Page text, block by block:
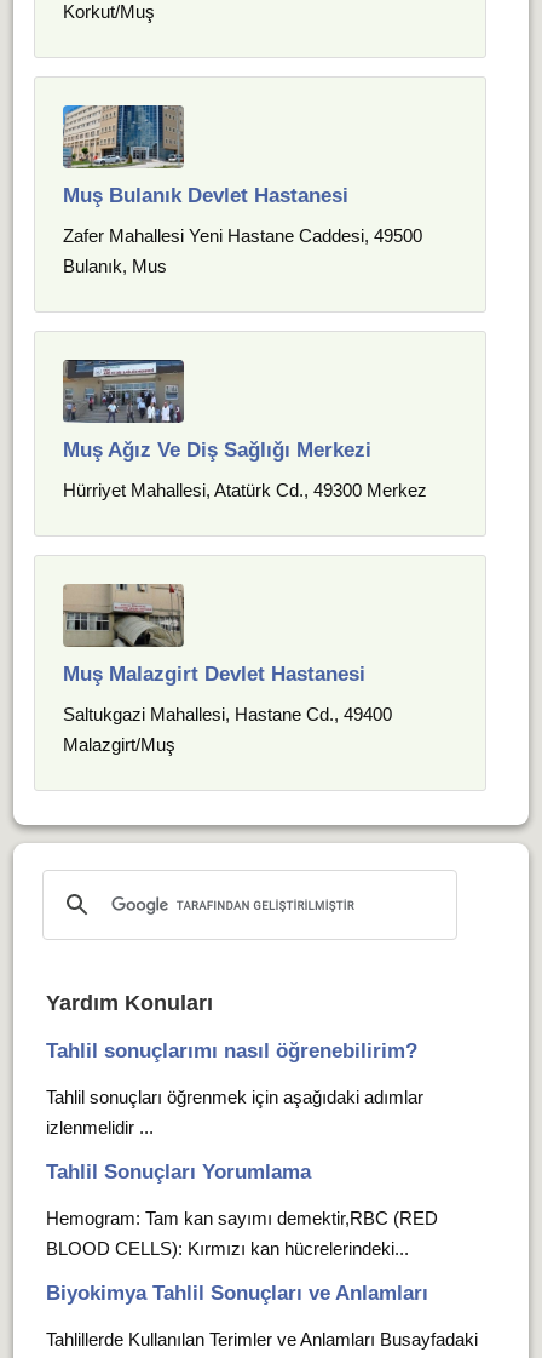
Korkut/Muş
Muş Bulanık Devlet Hastanesi
Zafer Mahallesi Yeni Hastane Caddesi, 49500
Bulanık, Mus
Muş Ağız Ve Diş Sağlığı Merkezi
Hürriyet Mahallesi, Atatürk Cd., 49300 Merkez
Muş Malazgirt Devlet Hastanesi
Saltukgazi Mahallesi, Hastane Cd., 49400
Malazgirt/Muş
Yardım Konuları
Tahlil sonuçlarımı nasıl öğrenebilirim?
Tahlil sonuçları öğrenmek için aşağıdaki adımlar
izlenmelidir ...
Tahlil Sonuçları Yorumlama
Hemogram: Tam kan sayımı demektir,RBC (RED
BLOOD CELLS): Kırmızı kan hücrelerindeki...
Biyokimya Tahlil Sonuçları ve Anlamları
Tahlillerde Kullanılan Terimler ve Anlamları Busayfadaki